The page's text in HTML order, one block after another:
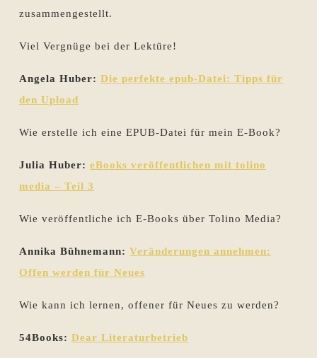
zusammengestellt.
Viel Vergnüge bei der Lektüre!
Angela Huber: Die perfekte epub-Datei: Tipps für
den Upload
Wie erstelle ich eine EPUB-Datei für mein E-Book?
Julia Huber: eBooks veröffentlichen mit tolino
media – Teil 3
Wie veröffentliche ich E-Books über Tolino Media?
Annika Bühnemann: Veränderungen annehmen:
Offen werden für Neues
Wie kann ich lernen, offener für Neues zu werden?
54Books: Dear Literaturbetrieb